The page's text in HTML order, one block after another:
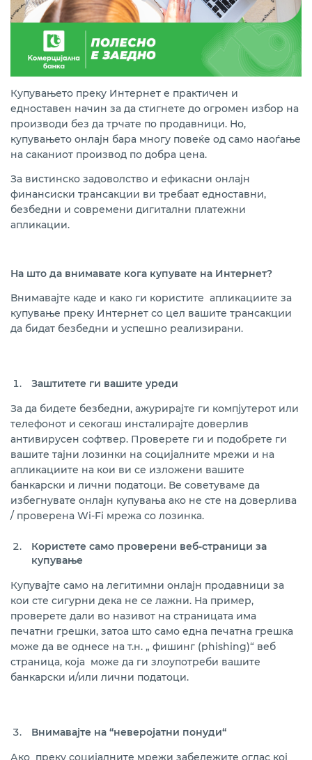
Купувањето преку Интернет е практичен и
едноставен начин за да стигнете до огромен избор на
производи без да трчате по продавници. Но,
купувањето онлајн бара многу повеќе од само наоѓање
на саканиот производ по добра цена.
За вистинско задоволство и ефикасни онлајн
финансиски трансакции ви требаат едноставни,
безбедни и современи дигитални платежни
апликации.
На што да внимавате кога купувате на Интернет?
Внимавајте каде и како ги користите апликациите за
купување преку Интернет со цел вашите трансакции
да бидат безбедни и успешно реализирани.
Заштитете ги вашите уреди
За да бидете безбедни, ажурирајте ги компјутерот или
телефонот и секогаш инсталирајте доверлив
антивирусен софтвер. Проверете ги и подобрете ги
вашите тајни лозинки на социјалните мрежи и на
апликациите на кои ви се изложени вашите
банкарски и лични податоци. Ве советуваме да
избегнувате онлајн купувања ако не сте на доверлива
/ проверена Wi-Fi мрежа со лозинка.
Користете само проверени веб-страници за
купување
Купувајте само на легитимни онлајн продавници за
кои сте сигурни дека не се лажни. На пример,
проверете дали во називот на страницата има
печатни грешки, затоа што само една печатна грешка
може да ве однесе на т.н. „ фишинг (phishing)“ веб
страница, која може да ги злоупотреби вашите
банкарски и/или лични податоци.
Внимавајте на “неверојатни понуди“
Ако преку социјалните мрежи забележите оглас кој